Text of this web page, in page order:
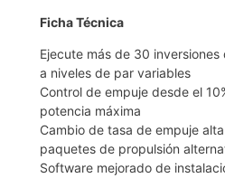
Ficha Técnica
Ejecute más de 30
a niveles de par variables
Control de empuje desde el
potencia máxima
Cambio de tasa de empuje
paquetes de propulsión
Software mejorado de